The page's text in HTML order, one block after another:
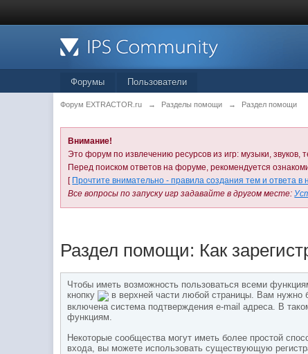
Форумы Пользователи
Форум EXTRACTOR.ru → Разделы помощи → Раздел помощи
Внимание!
Это форум по извлечению ресурсов из игр: музыки, звуков,
Перед поиском ответов на форуме, рекомендуется
[ Прочтите внимательно - правила создания тем и ответа в
Все вопросы по запуску игр задавайте в другом месте:
Раздел помощи: Как
Чтобы иметь возможность пользоваться всеми
кнопку
в верхней части любой страницы. Вам нужно
включена система подтверждения e-mail адреса. В
функциям.
Некоторые сообщества могут иметь более простой
входа, вы можете использовать существующую